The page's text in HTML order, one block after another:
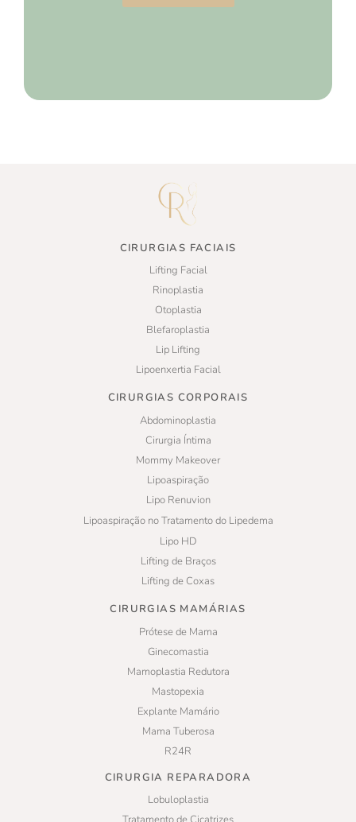
CIRURGIAS FACIAIS
Lifting Facial
Rinoplastia
Otoplastia
Blefaroplastia
Lip Lifting
Lipoenxertia Facial
CIRURGIAS CORPORAIS
Abdominoplastia
Cirurgia Íntima
Mommy Makeover
Lipoaspiração
Lipo Renuvion
Lipoaspiração no Tratamento do Lipedema
Lipo HD
Lifting de Braços
Lifting de Coxas
CIRURGIAS MAMÁRIAS
Prótese de Mama
Ginecomastia
Mamoplastia Redutora
Mastopexia
Explante Mamário
Mama Tuberosa
R24R
CIRURGIA REPARADORA
Lobuloplastia